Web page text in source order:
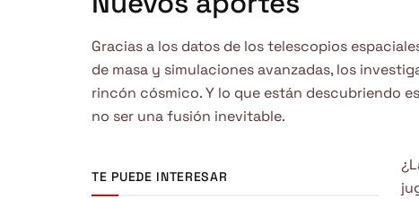
Gracias a los datos de los telescopios
de masa y simulaciones avanzadas, los
rincón cósmico. Y lo que están descubriendo
no ser una fusión inevitable.
TE PUEDE INTERESAR